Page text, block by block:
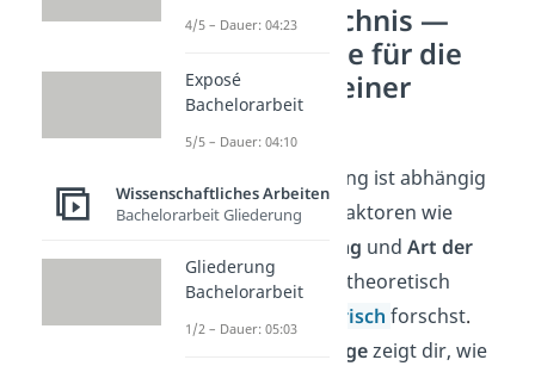
Inhaltsverzeichnis —
Mustervorlage für die
Gliederung deiner
Hausarbeit
Die genaue Gliederung ist abhängig
von verschiedenen Faktoren wie
Umfang und Art der
Arbeit— also ob du theoretisch
empirisch forschst.
Mustervorlagezeigt dir, wie
4/5 – Dauer: 04:23
Exposé
Bachelorarbeit
5/5 – Dauer: 04:10
Wissenschaftliches Arbeiten
Bachelorarbeit Gliederung
Gliederung
Bachelorarbeit
1/2 – Dauer: 05:03